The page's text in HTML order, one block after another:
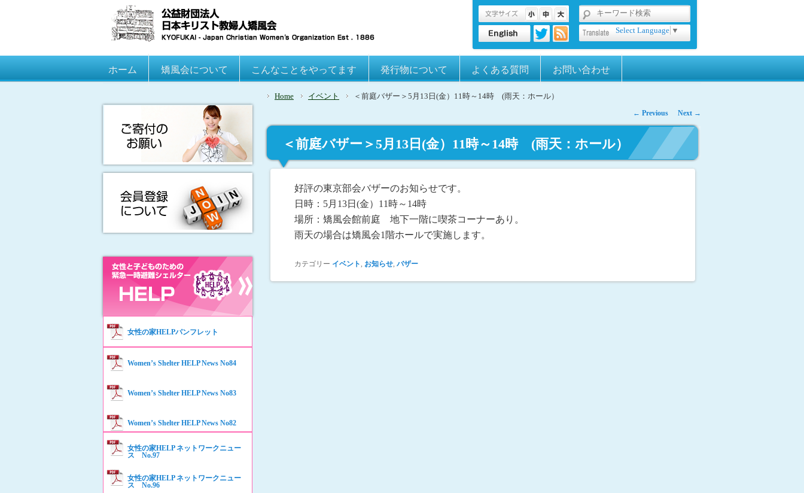
Select Language ▼
Skip to primary content
Skip to secondary content
ホーム 矯風会について こんなことをやってます 発行物について よくある質問 お問い合わせ
Home イベント ＜前庭バザー＞5月13日(金）11時～14時 (雨天：ホール）
← Previous Next →
＜前庭バザー＞5月13日(金）11時～14時 (雨天：ホール）
好評の東京部会バザーのお知らせです。
日時：5月13日(金）11時～14時
場所：矯風会館前庭 地下一階に喫茶コーナーあり。
雨天の場合は矯風会1階ホールで実施します。
カテゴリー イベント, お知らせ, バザー
女性の家HELPパンフレット
Women’s Shelter HELP News No84
Women’s Shelter HELP News No83
Women’s Shelter HELP News No82
Women’s Shelter HELP News No81
Women’s Shelter HELP News No80
女性の家HELP ネットワークニュー
ス No.97
女性の家HELP ネットワークニュー
ス No.96